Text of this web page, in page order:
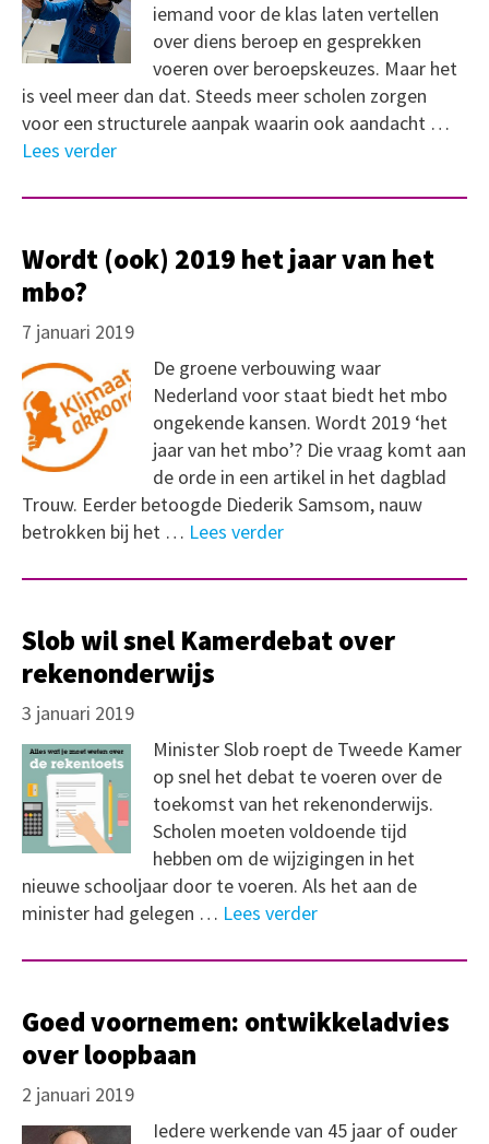
iemand voor de klas laten vertellen
over diens beroep en gesprekken
voeren over beroepskeuzes. Maar het
is veel meer dan dat. Steeds meer scholen zorgen
voor een structurele aanpak waarin ook aandacht …
Lees verder
Wordt (ook) 2019 het jaar van het
mbo?
7 januari 2019
De groene verbouwing waar
Nederland voor staat biedt het mbo
ongekende kansen. Wordt 2019 ‘het
jaar van het mbo’? Die vraag komt aan
de orde in een artikel in het dagblad
Trouw. Eerder betoogde Diederik Samsom, nauw
betrokken bij het … Lees verder
Slob wil snel Kamerdebat over
rekenonderwijs
3 januari 2019
Minister Slob roept de Tweede Kamer
op snel het debat te voeren over de
toekomst van het rekenonderwijs.
Scholen moeten voldoende tijd
hebben om de wijzigingen in het
nieuwe schooljaar door te voeren. Als het aan de
minister had gelegen … Lees verder
Goed voornemen: ontwikkeladvies
over loopbaan
2 januari 2019
Iedere werkende van 45 jaar of ouder